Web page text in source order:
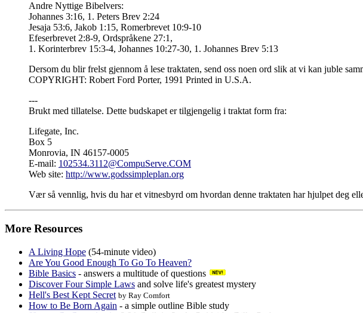
Andre Nyttige Bibelvers:
Johannes 3:16, 1. Peters Brev 2:24
Jesaja 53:6, Jakob 1:15, Romerbrevet 10:9-10
Efeserbrevet 2:8-9, Ordspråkene 27:1,
1. Korinterbrev 15:3-4, Johannes 10:27-30, 1. Johannes Brev 5:13
Dersom du blir frelst gjennom å lese traktaten, send oss noen ord slik at vi kan juble
COPYRIGHT: Robert Ford Porter, 1991 Printed in U.S.A.
---
Brukt med tillatelse. Dette budskapet er tilgjengelig i traktat form fra:
Lifegate, Inc.
Box 5
Monrovia, IN 46157-0005
E-mail: 102534.3112@CompuServe.COM
Web site: http://www.godssimpleplan.org
Vær så vennlig, hvis du har et vitnesbyrd om hvordan denne traktaten har hjulpet deg
More Resources
A Living Hope (54-minute video)
Are You Good Enough To Go To Heaven?
Bible Basics - answers a multitude of questions
Discover Four Simple Laws and solve life's greatest mystery
Hell's Best Kept Secret by Ray Comfort
How to Be Born Again - a simple outline Bible study